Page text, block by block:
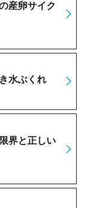
産卵サイク
水ぶくれ
界と正しい